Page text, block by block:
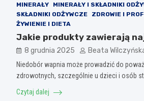
MINERAŁY
MINERAŁY I SKŁADNIKI
SKŁADNIKI ODŻYWCZE
ZDROWIE I
ŻYWIENIE I DIETA
Jakie produkty zawierają
8 grudnia 2025 Beata
Niedobór wapnia może prowadzić do
zdrowotnych, szczególnie u dzieci i osób
Czytaj dalej